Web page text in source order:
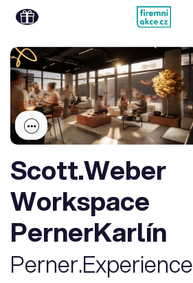
Scott.Weber
Workspace
PernerKarlín
Perner.Experience